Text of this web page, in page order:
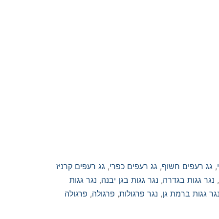
, גג רעפים חשוף, גג רעפים כפרי, גג רעפים קרניז
, נגר גגות בגדרה, נגר גגות בגן יבנה, נגר גגות
נגר גגות ברמת גן, נגר פרגולות, פרגולה, פרגולה